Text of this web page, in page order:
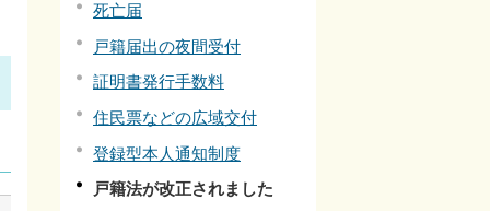
死亡届
戸籍届出の夜間受付
証明書発行手数料
住民票などの広域交付
登録型本人通知制度
戸籍法が改正されました